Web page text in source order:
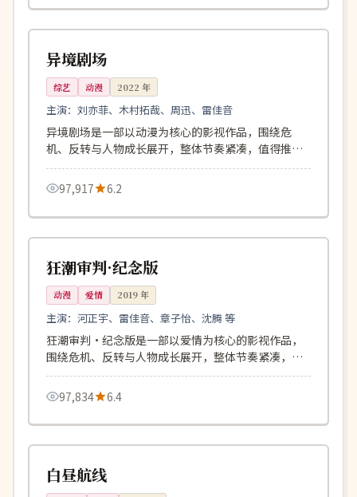
中国
热播 160分钟
异境剧场
综艺 动漫 2022 年
主演：刘亦菲、木村拓哉、周迅、雷佳音
异境剧场是一部以动漫为核心的影视作品，围绕危
机、反转与人物成长展开，整体节奏紧凑，值得推荐
观看。
97,917
6.2
美国
完结 134分钟
狂潮审判·纪念版
动漫 爱情 2019年
主演：河正宇、雷佳音、章子怡、沈腾 等
狂潮审判·纪念版是一部以爱情为核心的影视作品，
围绕危机、反转与人物成长展开，整体节奏紧凑，值
得推荐观看。
97,834
6.4
韩国
独播 153分钟
白昼航线